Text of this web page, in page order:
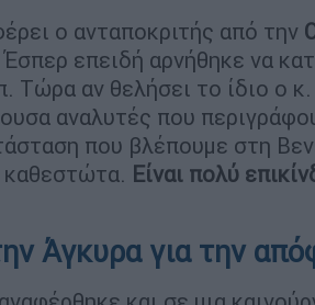
ο ανταποκριτής από την
επειδή αρνήθηκε να
Τώρα αν θελήσει το ίδιο ο
αναλυτές που
που βλέπουμε στη
καθεστώτα. Είναι πολύ
Άγκυρα για την